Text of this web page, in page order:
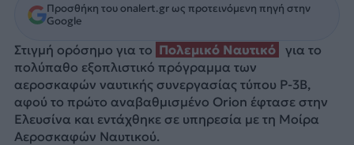
Προσθήκη του onalert.gr ως προτεινόμενη πηγή στην
Google
Στιγμή ορόσημο για το Πολεμικό Ναυτικό
για το
πολύπαθο εξοπλιστικό πρόγραμμα των
αεροσκαφών ναυτικής συνεργασίας τύπου P-3B,
αφού το πρώτο αναβαθμισμένο Orion έφτασε στην
Ελευσίνα και εντάχθηκε σε υπηρεσία με τη Μοίρα
Αεροσκαφών Ναυτικού.